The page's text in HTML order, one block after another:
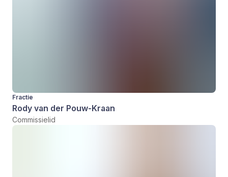
Fractie
Rody van der Pouw-Kraan
Commissielid